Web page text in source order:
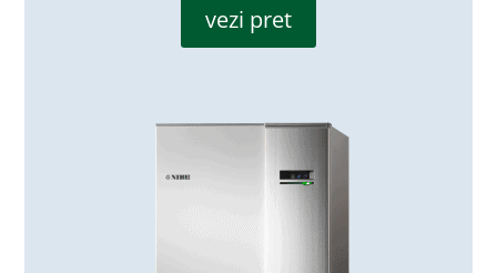
vezi pret